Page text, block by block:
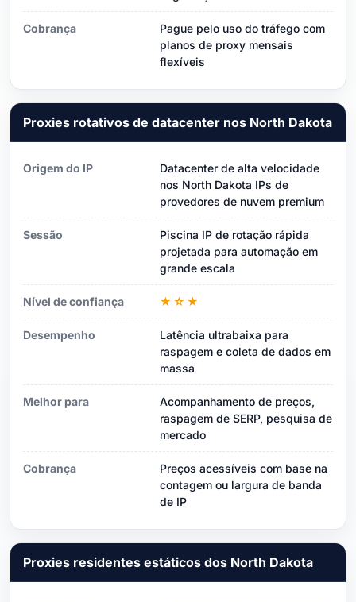
Cobrança
Pague pelo uso do tráfego com
planos de proxy mensais
flexíveis
Proxies rotativos de datacenter nos North Dakota
Origem do IP
Datacenter de alta velocidade
nos North Dakota IPs de
provedores de nuvem premium
Sessão
Piscina IP de rotação rápida
projetada para automação em
grande escala
Nível de confiança ★☆★
Desempenho
Latência ultrabaixa para
raspagem e coleta de dados em
massa
Melhor para
Acompanhamento de preços,
raspagem de SERP, pesquisa de
mercado
Cobrança
Preços acessíveis com base na
contagem ou largura de banda
de IP
Proxies residentes estáticos dos North Dakota